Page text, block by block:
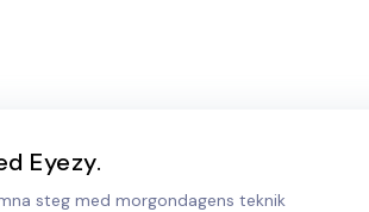
Eyezy.
steg med morgondagens teknik